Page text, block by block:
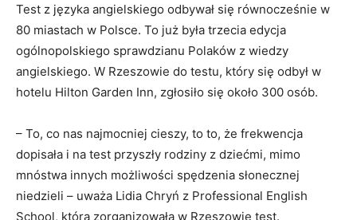
Test z języka angielskiego odbywał się równocześnie w
80 miastach w Polsce. To już była trzecia edycja
ogólnopolskiego sprawdzianu Polaków z wiedzy
angielskiego. W Rzeszowie do testu, który się odbył w
hotelu Hilton Garden Inn, zgłosiło się około 300 osób.
– To, co nas najmocniej cieszy, to to, że frekwencja
dopisała i na test przyszły rodziny z dziećmi, mimo
mnóstwa innych możliwości spędzenia słonecznej
niedzieli – uważa Lidia Chryń z Professional English
School, która zorganizowała w Rzeszowie test.